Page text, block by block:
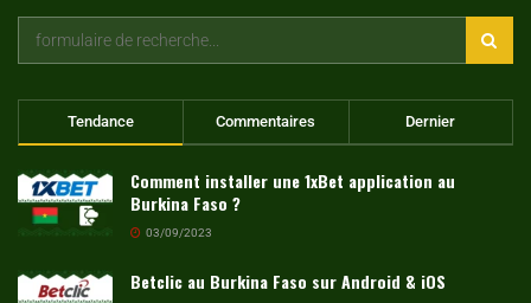
Tendance Commentaires Dernier
Comment installer une 1xBet application au
Burkina Faso ?
03/09/2023
Betclic au Burkina Faso sur Android & iOS